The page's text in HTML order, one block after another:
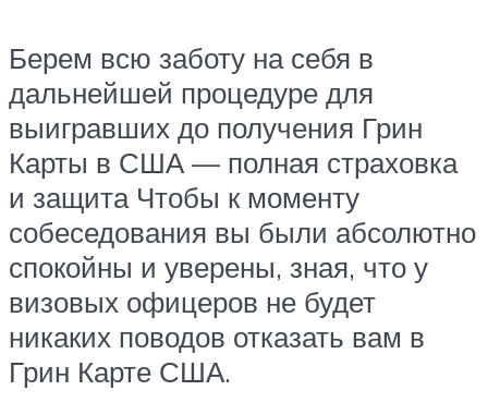
Берем всю заботу на себя в
дальнейшей процедуре для
выигравших до получения Грин
Карты в США — полная страховка
и защита Чтобы к моменту
собеседования вы были абсолютно
спокойны и уверены, зная, что у
визовых офицеров не будет
никаких поводов отказать вам в
Грин Карте США.